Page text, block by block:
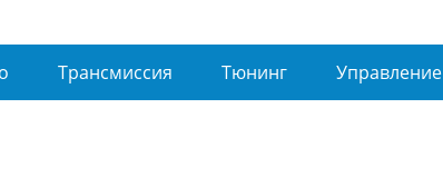
Трансмиссия Тюнинг Управление